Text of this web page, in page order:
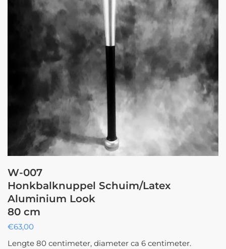
W-007
Honkbalknuppel Schuim/Latex
Aluminium Look
80 cm
€63,00
Lengte 80 centimeter, diameter ca 6 centimeter.